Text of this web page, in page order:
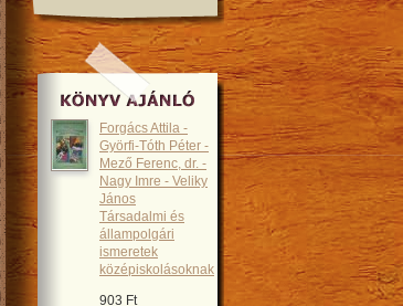
Forgács Attila -
Györfi-Tóth Péter -
Mező Ferenc, dr. -
Nagy Imre - Veliky
János
Társadalmi és
állampolgári
ismeretek
középiskolásoknak
903 Ft